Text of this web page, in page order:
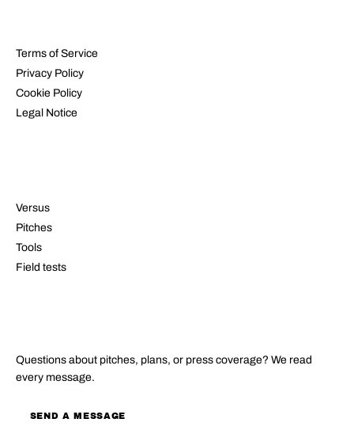
Terms of Service
Privacy Policy
Cookie Policy
Legal Notice
Versus
Pitches
Tools
Field tests
Questions about pitches, plans, or press coverage? We read
every message.
SEND A MESSAGE